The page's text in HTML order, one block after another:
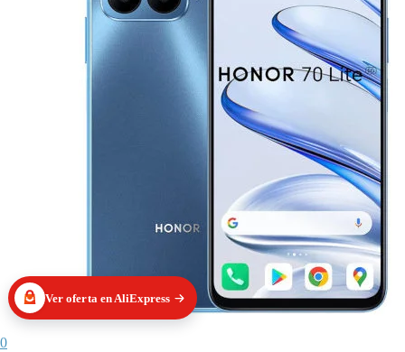
Ver oferta en AliExpress
0